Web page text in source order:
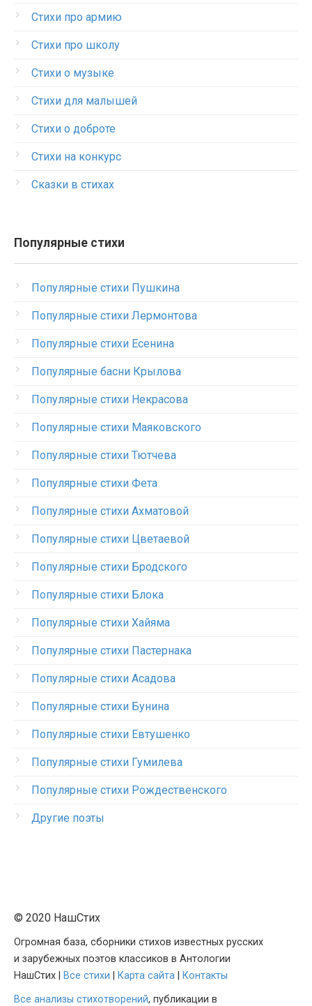
Стихи про армию
Стихи про школу
Стихи о музыке
Стихи для малышей
Стихи о доброте
Стихи на конкурс
Сказки в стихах
Популярные стихи
Популярные стихи Пушкина
Популярные стихи Лермонтова
Популярные стихи Есенина
Популярные басни Крылова
Популярные стихи Некрасова
Популярные стихи Маяковского
Популярные стихи Тютчева
Популярные стихи Фета
Популярные стихи Ахматовой
Популярные стихи Цветаевой
Популярные стихи Бродского
Популярные стихи Блока
Популярные стихи Хайяма
Популярные стихи Пастернака
Популярные стихи Асадова
Популярные стихи Бунина
Популярные стихи Евтушенко
Популярные стихи Гумилева
Популярные стихи Рождественского
Другие поэты
© 2020 НашСтих
Огромная база, сборники стихов известных русских
и зарубежных поэтов классиков в Антологии
НашСтих |
Все стихи Карта сайта
Контакты
Все анализы стихотворений, публикации в